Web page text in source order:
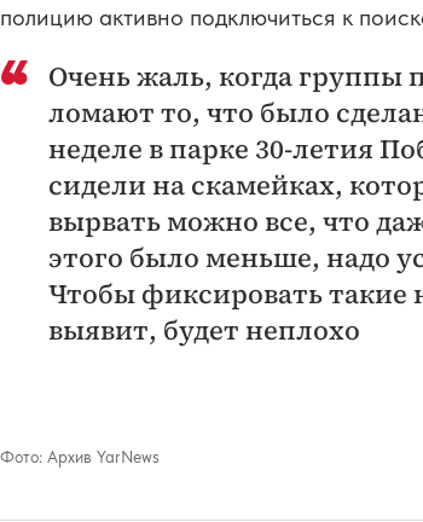
полицию активно подключиться к
Очень жаль, когда группы
ломают то, что было
неделе в парке 30-летия
сидели на скамейках,
вырвать можно все, что
этого было меньше, надо
Чтобы фиксировать
выявит, будет неплохо
Фото: Архив YarNews